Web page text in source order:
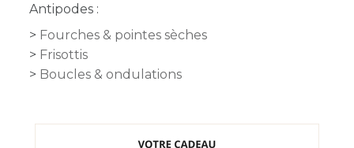
Antipodes :
Fourches & pointes sèches
Frisottis
Boucles & ondulations